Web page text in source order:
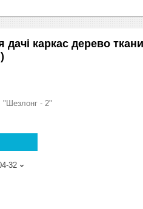
дачі каркас дерево
"Шезлонг - 2"
32